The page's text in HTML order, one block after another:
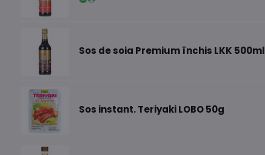
Sos de soia Premium închis LKK 500ml
Sos instant. Teriyaki LOBO 50g